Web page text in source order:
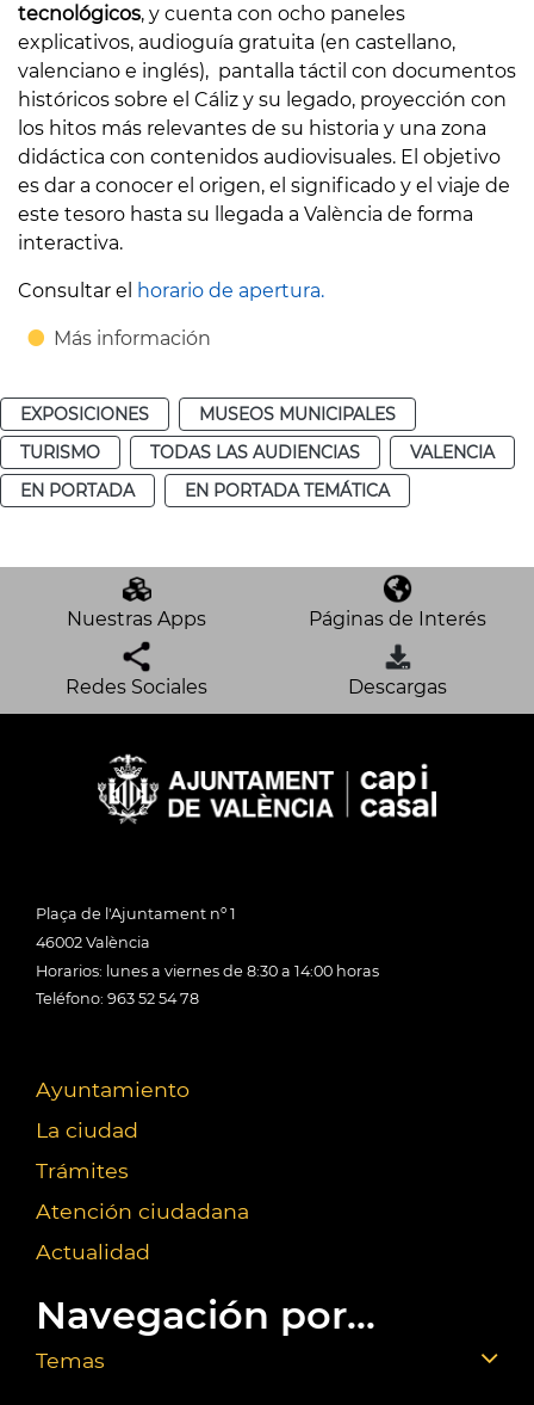
tecnológicos, y cuenta con ocho paneles
explicativos, audioguía gratuita (en castellano,
valenciano e inglés), pantalla táctil con documentos
históricos sobre el Cáliz y su legado, proyección con
los hitos más relevantes de su historia y una zona
didáctica con contenidos audiovisuales. El objetivo
es dar a conocer el origen, el significado y el viaje de
este tesoro hasta su llegada a València de forma
interactiva.
Consultar el horario de apertura.
Más información
EXPOSICIONES
MUSEOS MUNICIPALES
TURISMO
TODAS LAS AUDIENCIAS
VALENCIA
EN PORTADA
EN PORTADA TEMÁTICA
Nuestras Apps Páginas de Interés
Redes Sociales Descargas
Plaça de l'Ajuntament nº 1
46002 València
Horarios: lunes a viernes de 8:30 a 14:00 horas
Teléfono: 963 52 54 78
Ayuntamiento
La ciudad
Trámites
Atención ciudadana
Actualidad
Navegación por...
Temas